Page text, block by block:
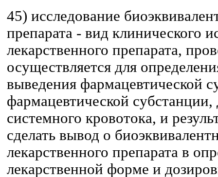
45) исследование
препарата - вид клинического
лекарственного препарата,
осуществляется для
выведения фармацевтической
фармацевтической
системного кровотока, и
сделать вывод о
лекарственного препарата в
лекарственной форме и